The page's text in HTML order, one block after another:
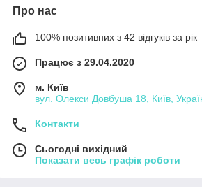
Про нас
100% позитивних з 42 відгуків за рік
Працює з 29.04.2020
м. Київ
вул. Олекси Довбуша 18, Київ,
Контакти
Сьогодні вихідний
Показати весь графік роботи